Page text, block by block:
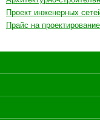
Проект инженерных
Прайс на проектирование